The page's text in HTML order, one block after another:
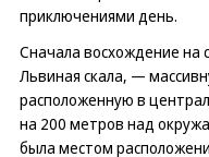
приключениями день.
Сначала восхождение на
Львиная скала, —
расположенную в
на 200 метров над
была местом